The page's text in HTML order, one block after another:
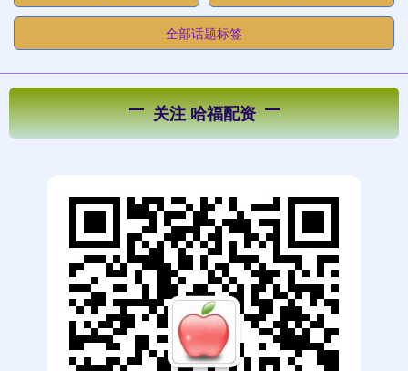
全部话题标签
关注 哈福配资